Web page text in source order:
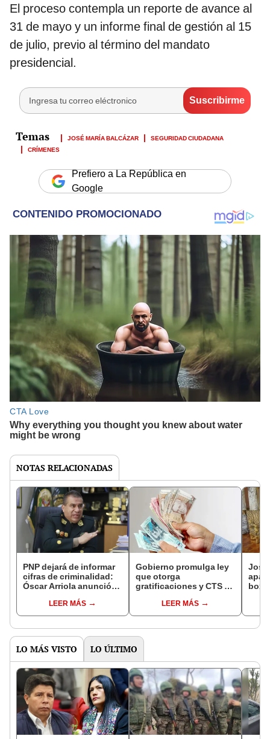
El proceso contempla un reporte de avance al
31 de mayo y un informe final de gestión al 15
de julio, previo al término del mandato
presidencial.
JOSÉ MARÍA BALCÁZAR
SEGURIDAD CIUDADANA
CRÍMENES
Prefiero a La República en
Google
NOTAS RELACIONADAS
PNP dejará de informar
cifras de criminalidad:
Óscar Arriola anunció
de homicidios
LEER MÁS
Gobierno promulga ley
que otorga
gratificaciones y CTS a
Conoce los detalles
LEER MÁS
José
LO MÁS VISTO LO ÚLTIMO